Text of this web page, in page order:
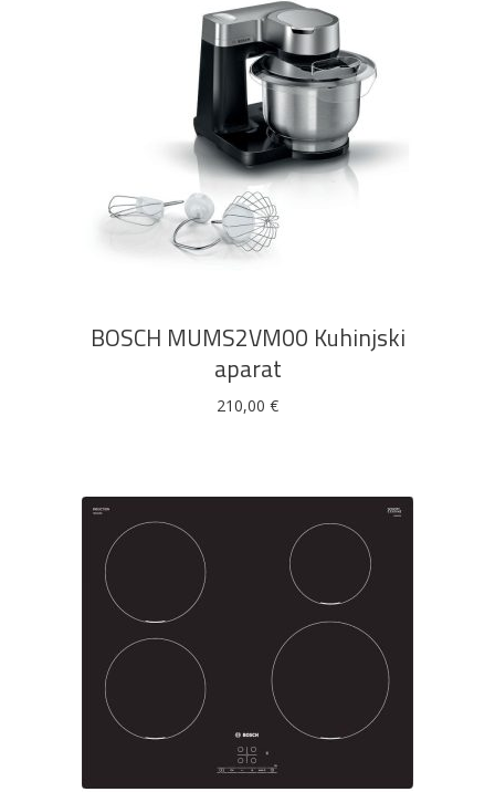
DODAJ U KOŠARICU
BOSCH MUMS2VM00 Kuhinjski
aparat
210,00 €
DODAJ U KOŠARICU